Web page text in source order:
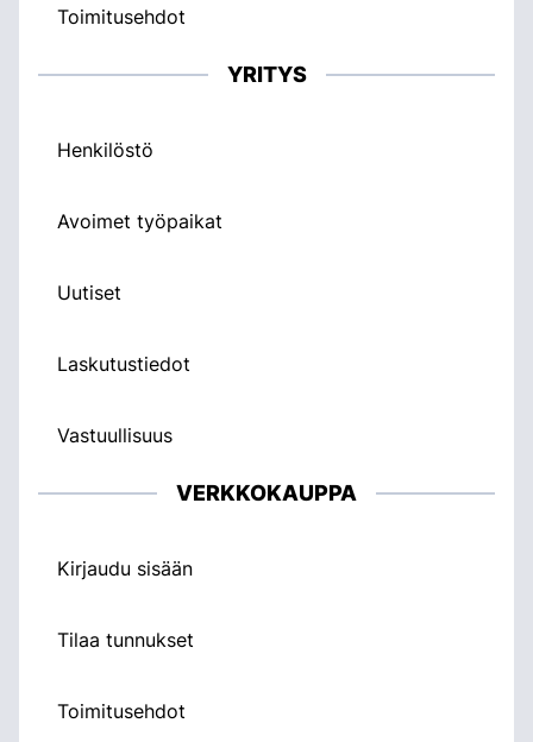
Toimitusehdot
YRITYS
Henkilöstö
Avoimet työpaikat
Uutiset
Laskutustiedot
Vastuullisuus
VERKKOKAUPPA
Kirjaudu sisään
Tilaa tunnukset
Toimitusehdot